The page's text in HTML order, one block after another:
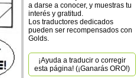
a darse a conocer, y muestras tu
interés y gratitud.
Los traductores dedicados
pueden ser recompensados con
Golds.
¡Ayuda a traducir o corregir
esta página! (¡Ganarás ORO!)